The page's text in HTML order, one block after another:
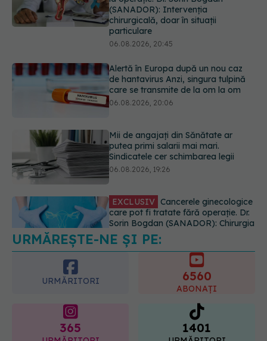
Alertă în Europa după un nou caz
de hantavirus Anzi, singura tulpină
care se transmite de la om la om
06.08.2026, 20:06
Mii de angajați din Sănătate ar
putea primi salarii mai mari.
Sindicatele cer schimbarea legii
06.08.2026, 19:26
EXCLUSIV Cancerele ginecologice
care pot fi tratate fără operație. Dr.
Sorin Bogdan (SANADOR): Chirurgia
este indicată doar punctual, pentru
06.08.2026, 19:05
EXCLUSIV Brahiterapie vs
radioterapie externă în cancerul
ginecologic. Dr. Sorin Bogdan
(SANADOR) explică diferența și
cum acționează tratamentul
URMĂREȘTE-NE ȘI PE:
URMĂRITORI 6560
ABONAȚI
365
URMĂRITORI
1401
URMĂRITORI
ARTICOLE SIMILARE